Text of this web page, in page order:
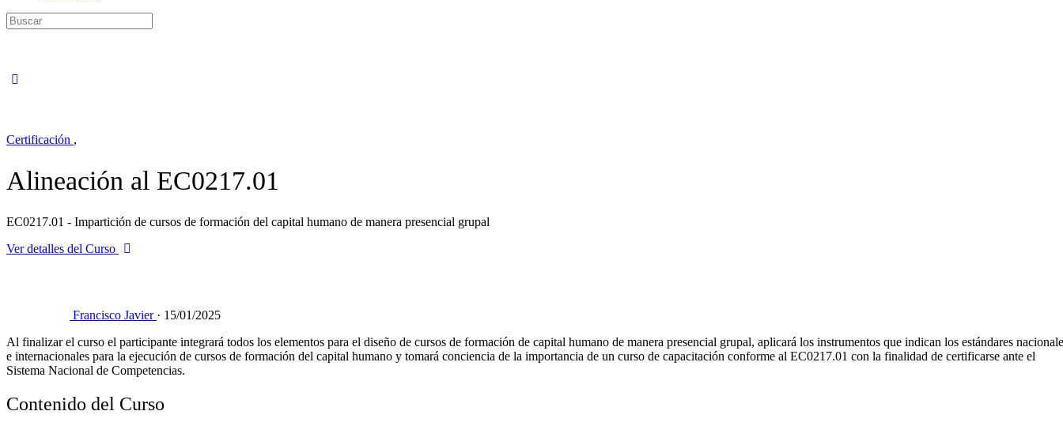
Buscar
por:
Certificación ,
Alineación al EC0217.01
EC0217.01 - Impartición de cursos de formación del capital humano de manera presencial grupal
Ver detalles del Curso
Francisco Javier · 15/01/2025
Al finalizar el curso el participante integrará todos los elementos para el diseño de cursos de formación de capital humano de manera presencial grupal, aplicará los instrumentos que indican los estándares
e internacionales para la ejecución de cursos de formación del capital humano y tomará conciencia de la importancia de un curso de capacitación conforme al EC0217.01 con la finalidad de certificarse ante el
Sistema Nacional de Competencias.
Contenido del Curso